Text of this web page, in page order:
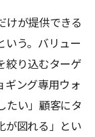
けが提供できる
いう。バリュー
絞り込むターゲ
ギング専用ウォ
たい」顧客にタ
が図れる」とい